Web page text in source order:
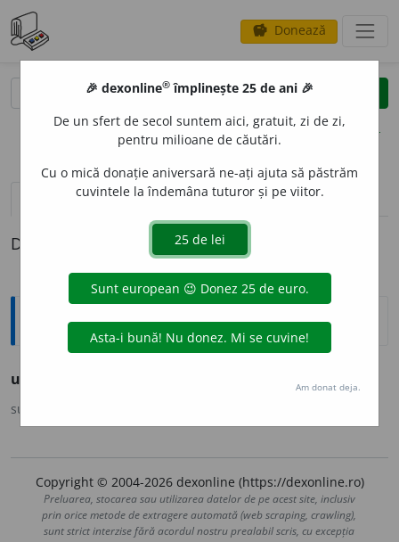
savings Donează
clear
opțiuni
definiții (1)
Definiția cu ID-ul 743035:
Explicative DEX
usebésc,
sursa:
Copyright © 2004-2026 dexonline (https://dexonline.ro)
Preluarea, stocarea sau utilizarea datelor de pe acest site, inclusiv
prin orice metode de extragere automată (web scraping, crawling),
sunt strict interzise fără acordul nostru prealabil scris, cu excepția
🎉 dexonline® împlinește 25 de ani 🎉
De un sfert de secol suntem aici, gratuit, zi de zi,
pentru milioane de căutări.
Cu o mică donație aniversară ne-ați ajuta să păstrăm
cuvintele la îndemâna tuturor și pe viitor.
Am donat deja.